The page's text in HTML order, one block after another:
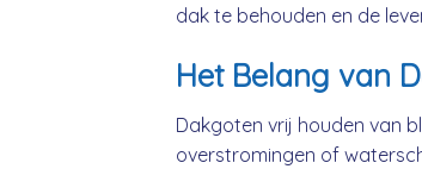
dak te behouden en de
Het Belang van
Dakgoten vrij houden van
overstromingen of